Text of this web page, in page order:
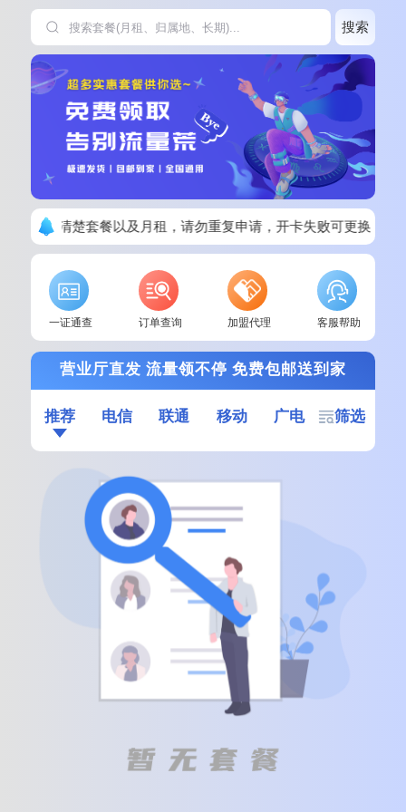
搜索
下单请看清楚套餐以及月租，请勿重复申请，开卡失败可更换其他
一证通查 订单查询 加盟代理 客服帮助
营业厅直发 流量领不停 免费包邮送到家
推荐 电信 联通 移动 广电 筛选